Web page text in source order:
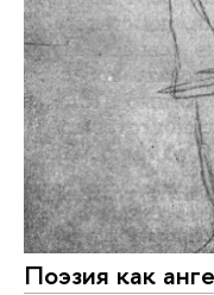
Поэзия как